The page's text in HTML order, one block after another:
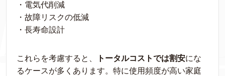
・電気代削減
・故障リスクの低減
・長寿命設計
これらを考慮すると、 トータルコストでは割安にな
るケースが多くあります。特に使用頻度が高い家庭